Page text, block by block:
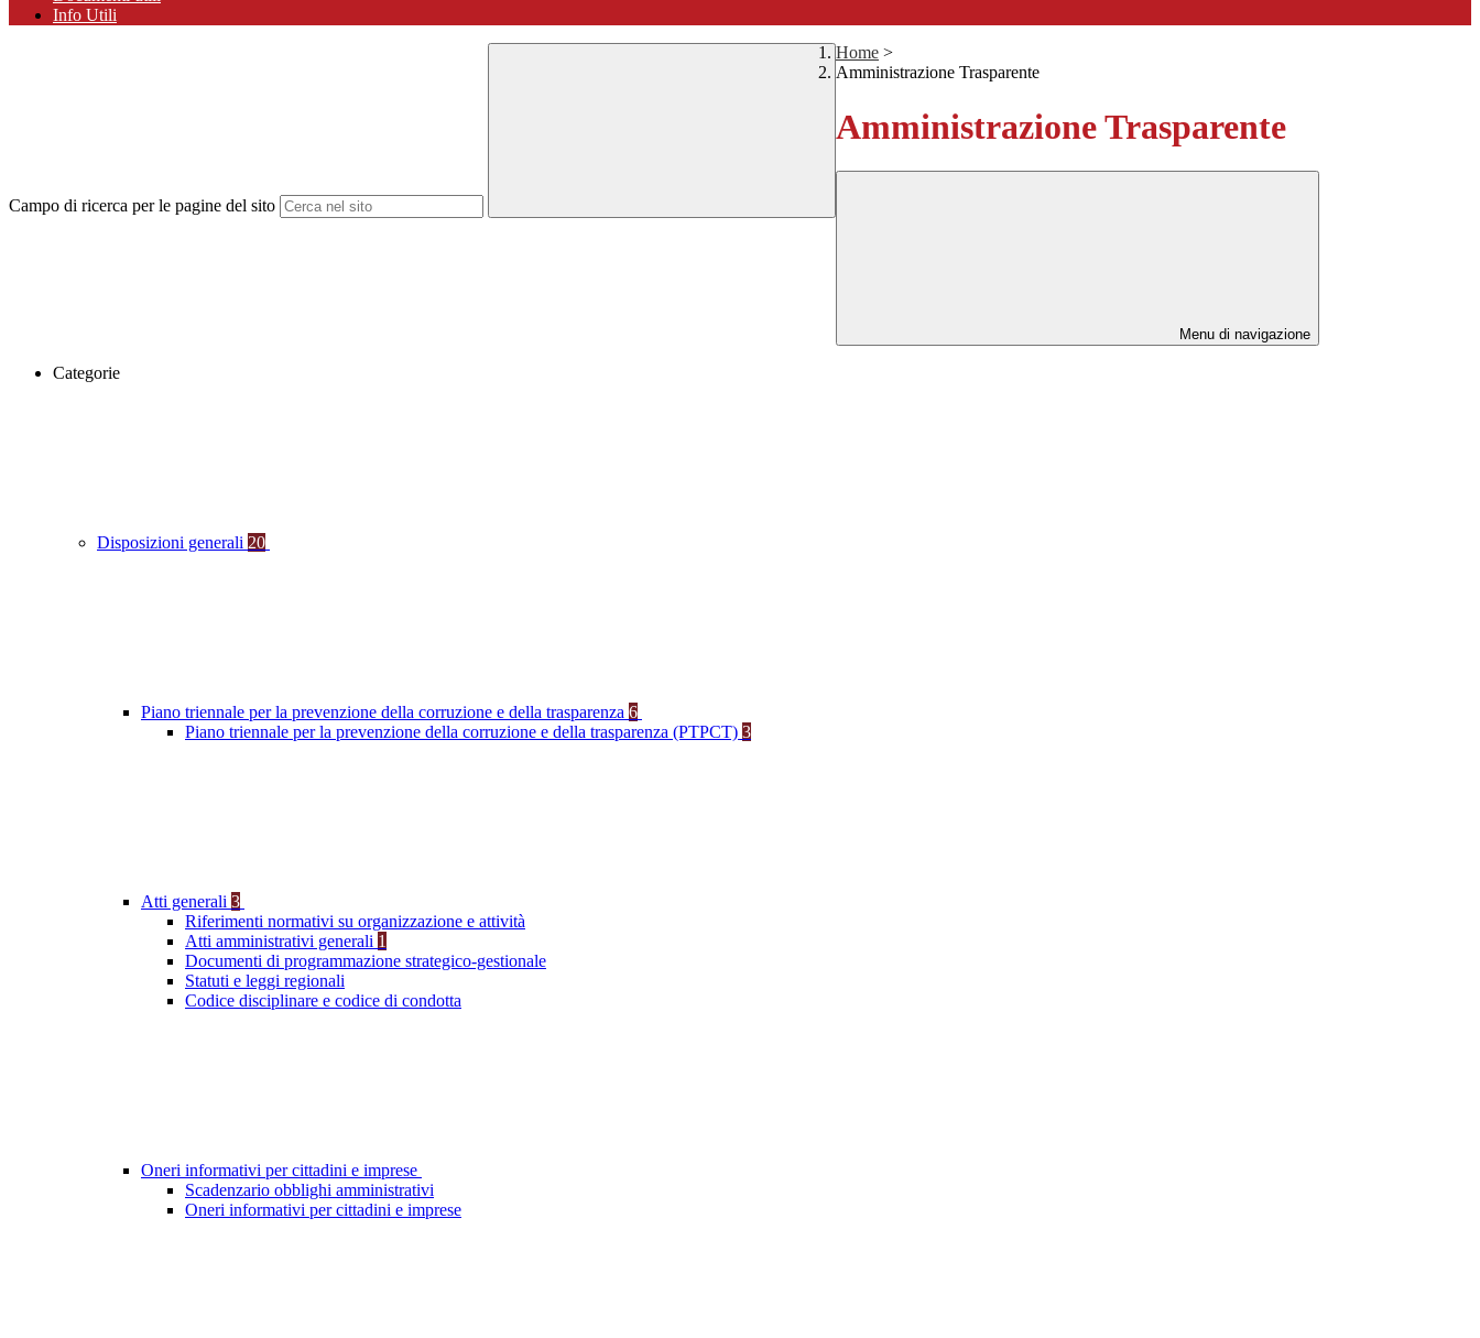
Info Utili
Campo di ricerca per le pagine del sito
Home >
Amministrazione Trasparente
Amministrazione Trasparente
Menu di navigazione
Categorie
Disposizioni generali 20
Piano triennale per la prevenzione della corruzione e della trasparenza 6
Piano triennale per la prevenzione della corruzione e della trasparenza (PTPCT) 3
Atti generali 3
Riferimenti normativi su organizzazione e attività
Atti amministrativi generali 1
Documenti di programmazione strategico-gestionale
Statuti e leggi regionali
Codice disciplinare e codice di condotta
Oneri informativi per cittadini e imprese
Scadenzario obblighi amministrativi
Oneri informativi per cittadini e imprese